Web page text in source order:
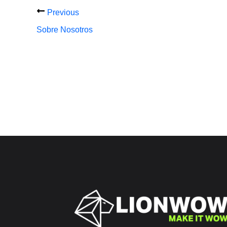
Previous
Sobre Nosotros